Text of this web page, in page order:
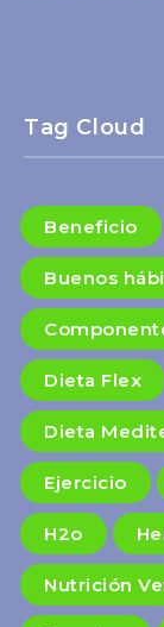
Tag Cloud
Beneficio
Buenos
Dieta Flex
Dieta
Ejercicio
H2o
Nutrición